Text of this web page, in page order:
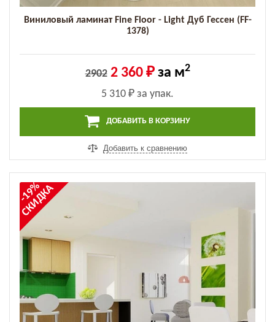
Виниловый ламинат Fine Floor - Light Дуб Гессен (FF-
1378)
2902 2 360 ₽за м2
5 310 ₽ за упак.
ДОБАВИТЬ В КОРЗИНУ
Добавить к сравнению
-19%
СКИДКА